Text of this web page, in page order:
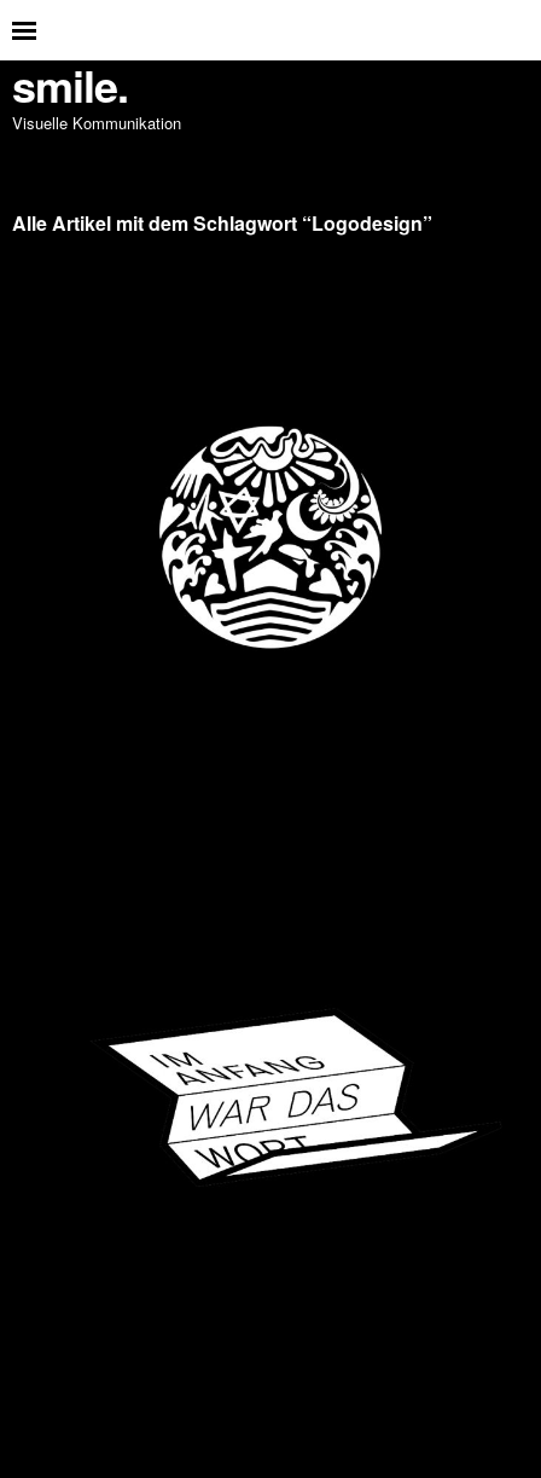
smile.
Visuelle Kommunikation
Alle Artikel mit dem Schlagwort “Logodesign”